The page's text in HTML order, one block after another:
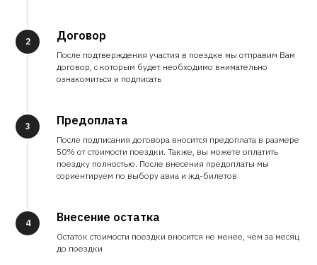
Договор
После подтверждения участия в поездке мы отправим Вам
договор, с которым будет необходимо внимательно
ознакомиться и подписать
Предоплата
После подписания договора вносится предоплата в размере
50% от стоимости поездки. Также, вы можете оплатить
поездку полностью. После внесения предоплаты мы
сориентируем по выбору авиа и жд-билетов
Внесение остатка
Остаток стоимости поездки вносится не менее, чем за месяц
до поездки